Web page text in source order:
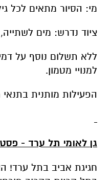
מי: הסיור מתאים לכל
ציוד נדרש: מים
ללא תשלום נוסף על
למנויי מטמון.
הפעילות מותנית בתנאי
גן לאומי תל ערד -
חגיגת אביב בתל ערד!